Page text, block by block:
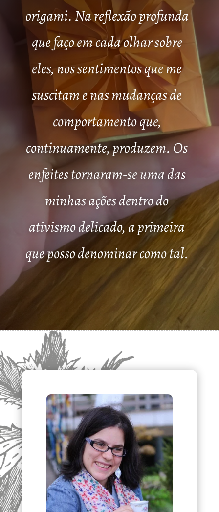
origami. Na reflexão profunda
que faço em cada olhar sobre
eles, nos sentimentos que me
suscitam e nas mudanças de
comportamento que,
continuamente, produzem. Os
enfeites tornaram-se uma das
minhas ações dentro do
ativismo delicado, a primeira
que posso denominar como tal.